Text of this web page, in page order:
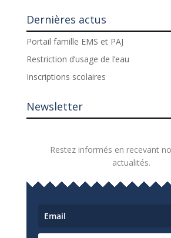
Dernières actus
Portail famille EMS et PAJ
Restriction d’usage de l’eau
Inscriptions scolaires
Newsletter
Restez informés en recevant
actualités.